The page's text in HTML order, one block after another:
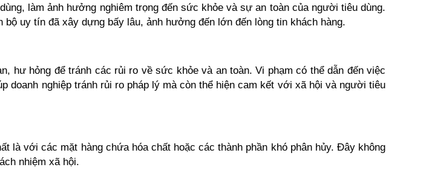
làm ảnh hưởng nghiêm trọng đến sức khỏe và sự an toàn của người tiêu dùng.
uy tín đã xây dựng bấy lâu, ảnh hưởng đến lớn đến lòng tin khách hàng.
hư hỏng để tránh các rủi ro về sức khỏe và an toàn. Vi phạm có thể dẫn đến việc
doanh nghiệp tránh rủi ro pháp lý mà còn thể hiện cam kết với xã hội và người tiêu
là với các mặt hàng chứa hóa chất hoặc các thành phần khó phân hủy. Đây không
nhiệm xã hội.